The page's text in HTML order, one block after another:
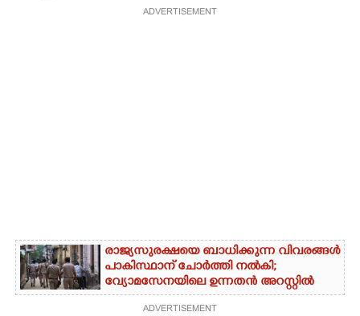
ADVERTISEMENT
രാജ്യസുരക്ഷയെ ബാധിക്കുന്ന വിവരങ്ങൾ
പാകിസ്ഥാന് ചോ‌ർത്തി നൽകി;
വ്യോമസേനയിലെ ഉന്നതൻ അറസ്റ്റിൽ
ADVERTISEMENT